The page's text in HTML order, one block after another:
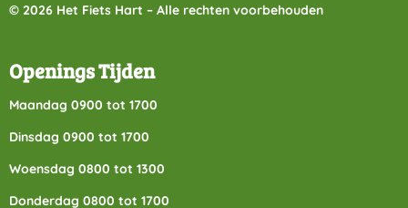
© 2026 Het Fiets Hart – Alle rechten voorbehouden
Openings Tijden
Maandag 0900 tot 1700
Dinsdag 0900 tot 1700
Woensdag 0800 tot 1300
Donderdag 0800 tot 1700